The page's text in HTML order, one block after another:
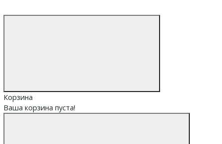
Корзина
Ваша корзина пуста!